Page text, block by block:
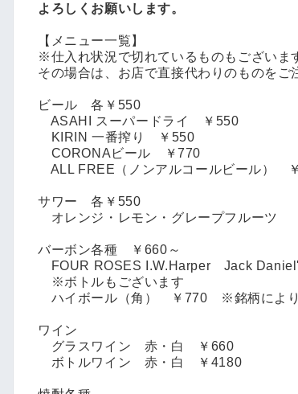
よろしくお願いします。
【メニュー一覧】
※仕入れ状況で切れているものもございま
その場合は、お店で直接代わりのものをご
ビール 各￥550
ASAHI スーパードライ ￥550
KIRIN 一番搾り ￥550
CORONAビール ￥770
ALL FREE（ノンアルコールビール）
サワー 各￥550
オレンジ・レモン・グレープフルーツ
バーボン各種 ￥660～
FOUR ROSES I.W.Harper Jack
※ボトルもございます
ハイボール（角） ￥770 ※銘柄により
ワイン
グラスワイン 赤・白 ￥660
ボトルワイン 赤・白 ￥4180